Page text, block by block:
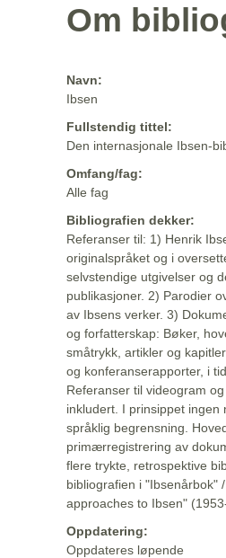
Om
Navn:
Ibsen
Fullstendig tittel:
Den internasjonale Ibsen-
Omfang/fag:
Alle fag
Bibliografien dekker:
Referanser til: 1) Henrik
originalspråket og i
selvstendige utgivelser og
publikasjoner. 2) Parodier
av Ibsens verker. 3)
og forfatterskap: Bøker,
småtrykk, artikler og
og konferanserapporter, i
Referanser til videogram
inkludert. I prinsippet ingen
språklig begrensning.
primærregistrering av
flere trykte, retrospektive
bibliografien i "Ibsenårbok"
approaches to Ibsen"
Oppdatering:
Oppdateres løpende